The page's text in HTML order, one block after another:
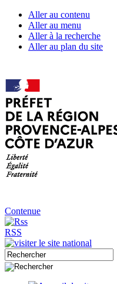
Aller au contenu
Aller au menu
Aller à la recherche
Aller au plan du site
Contenue
RSS